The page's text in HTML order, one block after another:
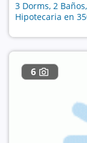
3 Dorms, 2
Hipotecaria en
6